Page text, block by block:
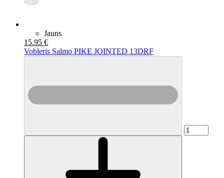
Jauns
15.95 €
Vobleris Salmo PIKE JOINTED 13DRF